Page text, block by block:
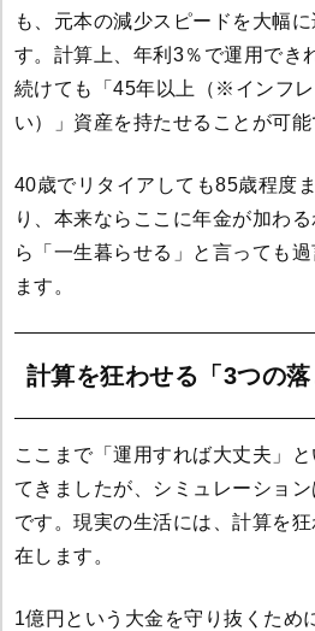
も、元本の減少スピードを大幅
す。計算上、年利3％で運用でき
続けても「45年以上（※インフ
い）」資産を持たせることが可能
40歳でリタイアしても85歳程度
り、本来ならここに年金が加わ
ら「一生暮らせる」と言っても
ます。
計算を狂わせる「3つの
ここまで「運用すれば大丈夫」
てきましたが、シミュレーショ
です。現実の生活には、計算を
在します。
1億円という大金を守り抜くため